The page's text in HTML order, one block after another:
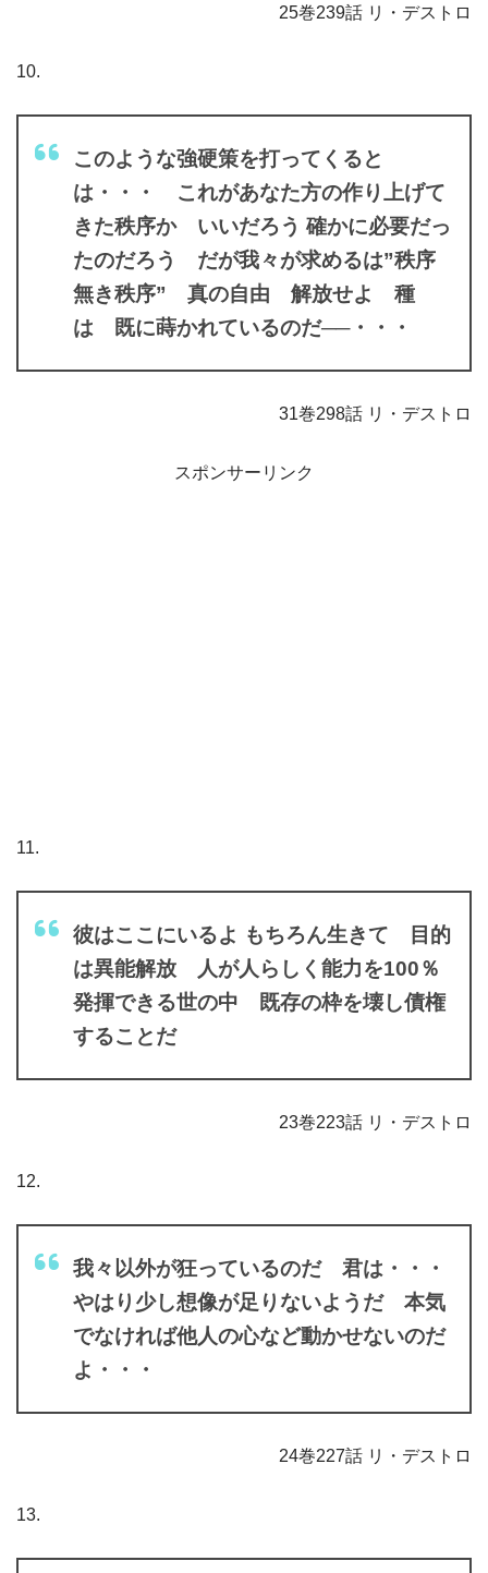
25巻239話 リ・デストロ
10.
このような強硬策を打ってくると
は・・・ これがあなた方の作り上げて
きた秩序か いいだろう 確かに必要だっ
たのだろう だが我々が求めるは”秩序
無き秩序” 真の自由 解放せよ 種
は 既に蒔かれているのだ──・・・
31巻298話 リ・デストロ
スポンサーリンク
11.
彼はここにいるよ もちろん生きて 目的
は異能解放 人が人らしく能力を100％
発揮できる世の中 既存の枠を壊し債権
することだ
23巻223話 リ・デストロ
12.
我々以外が狂っているのだ 君は・・・
やはり少し想像が足りないようだ 本気
でなければ他人の心など動かせないのだ
よ・・・
24巻227話 リ・デストロ
13.